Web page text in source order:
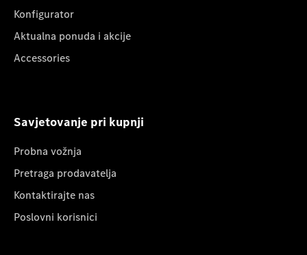
Konfigurator
Aktualna ponuda i akcije
Accessories
Savjetovanje pri kupnji
Probna vožnja
Pretraga prodavatelja
Kontaktirajte nas
Poslovni korisnici